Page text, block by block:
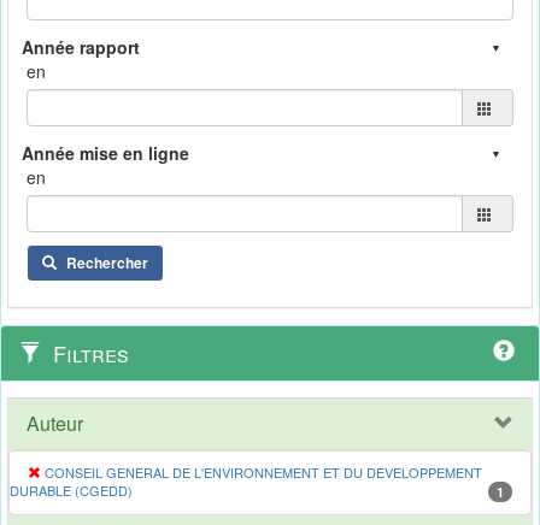
en
en
Rechercher
Filtres
Auteur
CONSEIL GENERAL DE L'ENVIRONNEMENT ET DU DEVELOPPEMENT
DURABLE (CGEDD)
1